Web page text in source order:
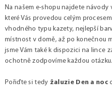
Na našem e-shopu najdete návody
které Vás provedou celým
vhodného typu kazety, nejlepší
místnost v domě, až po konečnou
jsme Vám také k dispozici na lince
ochotně zodpovíme každou otázku.
Pořiďte si tedy žaluzie Den a noc